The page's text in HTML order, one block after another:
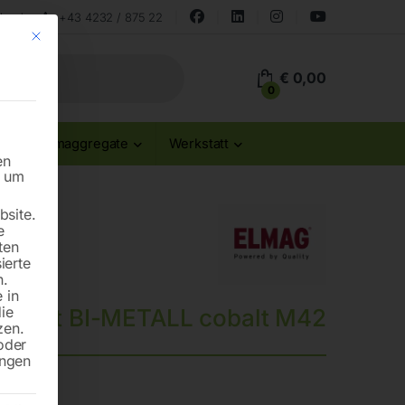
+43 4232 / 875 22
0
€ 0,00
Stromaggregate Werkstatt
BI-METALL cobalt M42
Mit diesem Button wird der Dialog geschlossen. Seine Funktionalität ist
in